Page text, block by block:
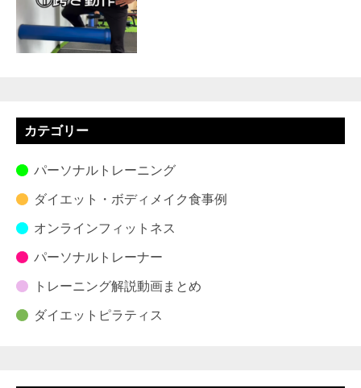
カテゴリー
パーソナルトレーニング
ダイエット・ボディメイク食事例
オンラインフィットネス
パーソナルトレーナー
トレーニング解説動画まとめ
ダイエットピラティス